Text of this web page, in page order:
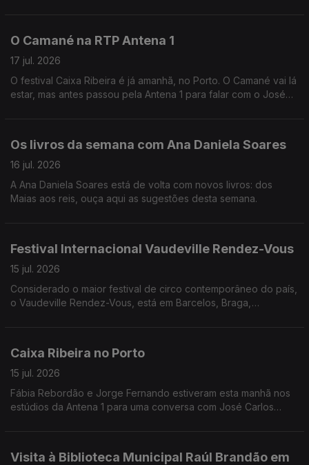
O Camané na RTP Antena 1
17 jul. 2026
O festival Caixa Ribeira é já amanhã, no Porto. O Camané vai lá
estar, mas antes passou pela Antena 1 para falar com o José
Os livros da semana com Ana Daniela Soares
16 jul. 2026
A Ana Daniela Soares está de volta com novos livros: dos
Maias aos reis, ouça aqui as sugestões desta semana.
Festival Internacional Vaudeville Rendez-Vous
15 jul. 2026
Considerado o maior festival de circo contemporâneo do país,
o Vaudeville Rendez-Vous, está em Barcelos, Braga,
Caixa Ribeira no Porto
15 jul. 2026
Fábia Rebordão e Jorge Fernando estiveram esta manhã nos
estúdios da Antena 1 para uma conversa com José Carlos
Visita à Biblioteca Municipal Raúl Brandão em